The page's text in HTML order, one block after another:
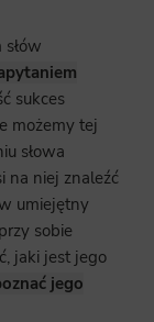
sukces
możemy tej
słowa
na niej znaleźć
umiejętny
sobie
jaki jest jego
jego